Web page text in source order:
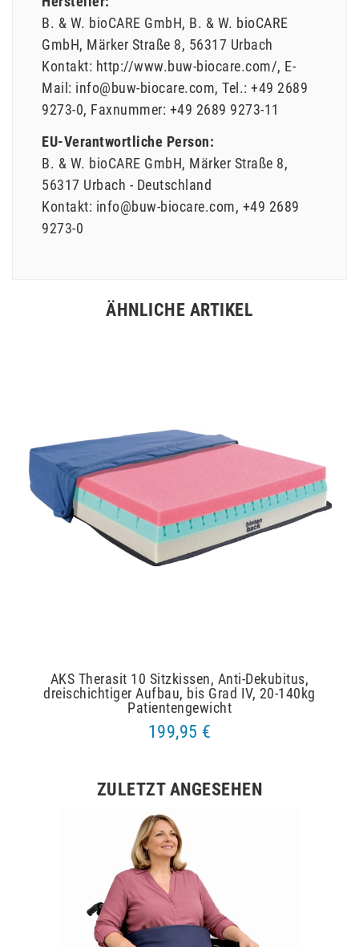
B. & W. bioCARE GmbH B. & W. bioCARE
GmbH Märker Straße 8 56317 Urbach
Kontakt: http://www.buw-biocare.com/ E-
Mail: info@buw-biocare.com Tel.: +49 2689
9273-0 Faxnummer: +49 2689 9273-11
EU-Verantwortliche Person:
B. & W. bioCARE GmbH Märker Straße 8
56317 Urbach
Deutschland
Kontakt: info@buw-biocare.com +49 2689
9273-0
ÄHNLICHE ARTIKEL
AKS Therasit 10 Sitzkissen, Anti-Dekubitus,
dreischichtiger Aufbau, bis Grad IV, 20-140kg
Patientengewicht
199,95 €
ZULETZT ANGESEHEN